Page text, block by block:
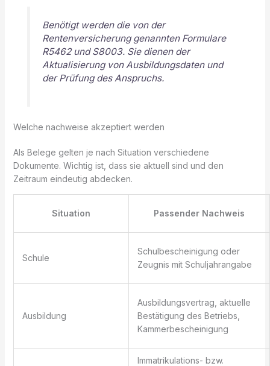
Benötigt werden die von der
Rentenversicherung genannten Formulare
R5462 und S8003. Sie dienen der
Aktualisierung von Ausbildungsdaten und
der Prüfung des Anspruchs.
Welche nachweise akzeptiert werden
Als Belege gelten je nach Situation verschiedene
Dokumente. Wichtig ist, dass sie aktuell sind und den
Zeitraum eindeutig abdecken.
Situation Passender Nachweis
Schule
Schulbescheinigung oder
Zeugnis mit Schuljahrangabe
Ausbildung
Ausbildungsvertrag, aktuelle
Bestätigung des Betriebs,
Kammerbescheinigung
Immatrikulations- bzw.